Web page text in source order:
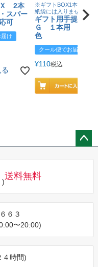
Ｘ 2本
スパー
可
け
※ギフトBOX1本用はこ
紙袋には入りません
ギフト用手提げＢ
Ｇ １本用 エン
色
クール便でお届け
¥110税込
)
送料無料
６３
〜20:00)
４時間)